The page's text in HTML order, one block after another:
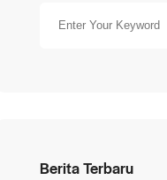
Berita Terbaru